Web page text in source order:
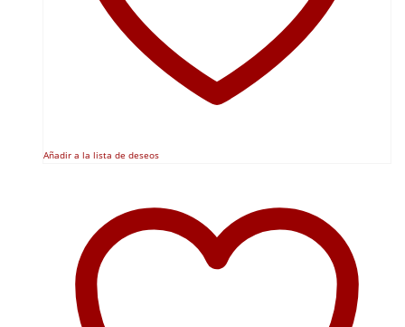
Añadir a la lista de deseos